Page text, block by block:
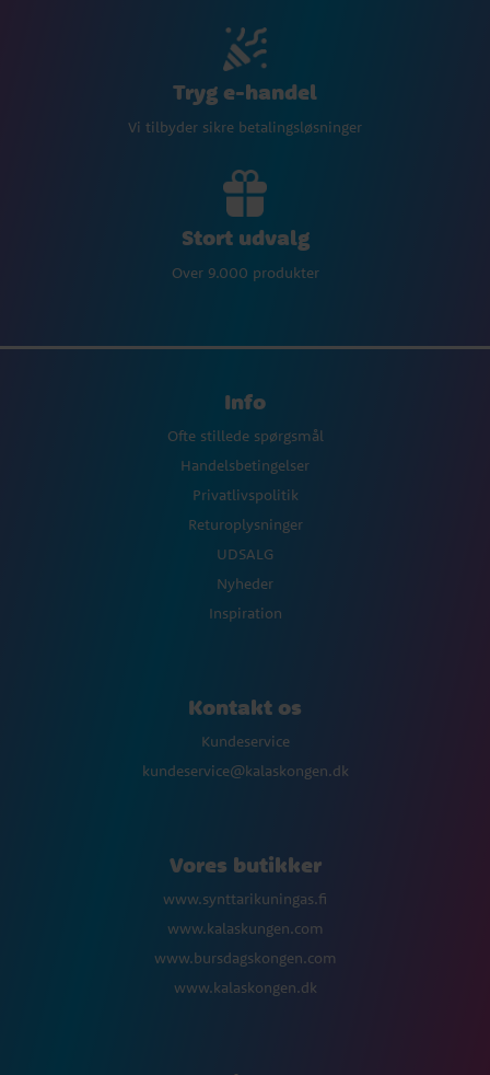
Tryg e-handel
Vi tilbyder sikre betalingsløsninger
Stort udvalg
Over 9.000 produkter
Info
Ofte stillede spørgsmål
Handelsbetingelser
Privatlivspolitik
Returoplysninger
UDSALG
Nyheder
Inspiration
Kontakt os
Kundeservice
kundeservice@kalaskongen.dk
Vores butikker
www.synttarikuningas.fi
www.kalaskungen.com
www.bursdagskongen.com
www.kalaskongen.dk